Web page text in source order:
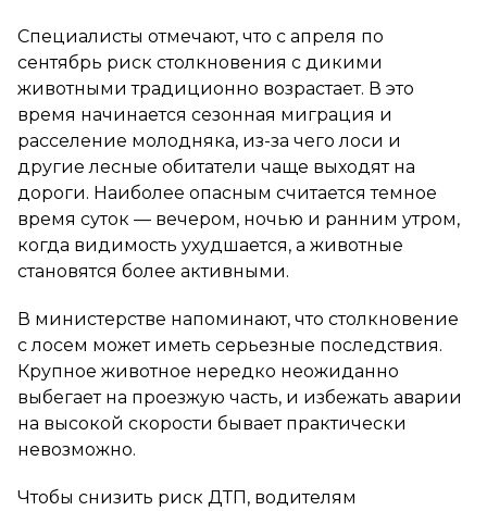
Специалисты отмечают, что с апреля по
сентябрь риск столкновения с дикими
животными традиционно возрастает. В это
время начинается сезонная миграция и
расселение молодняка, из-за чего лоси и
другие лесные обитатели чаще выходят на
дороги. Наиболее опасным считается темное
время суток — вечером, ночью и ранним утром,
когда видимость ухудшается, а животные
становятся более активными.
В министерстве напоминают, что столкновение
с лосем может иметь серьезные последствия.
Крупное животное нередко неожиданно
выбегает на проезжую часть, и избежать аварии
на высокой скорости бывает практически
невозможно.
Чтобы снизить риск ДТП, водителям